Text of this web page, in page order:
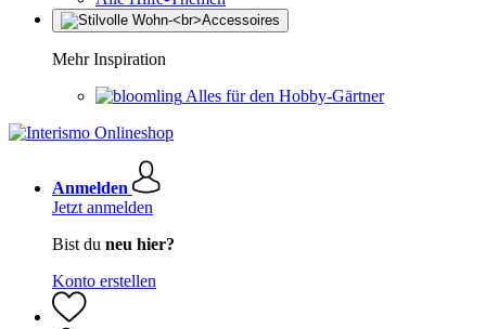
Mehr Inspiration
Alles für den Hobby-Gärtner
Anmelden
Jetzt anmelden
Bist du neu hier?
Konto erstellen